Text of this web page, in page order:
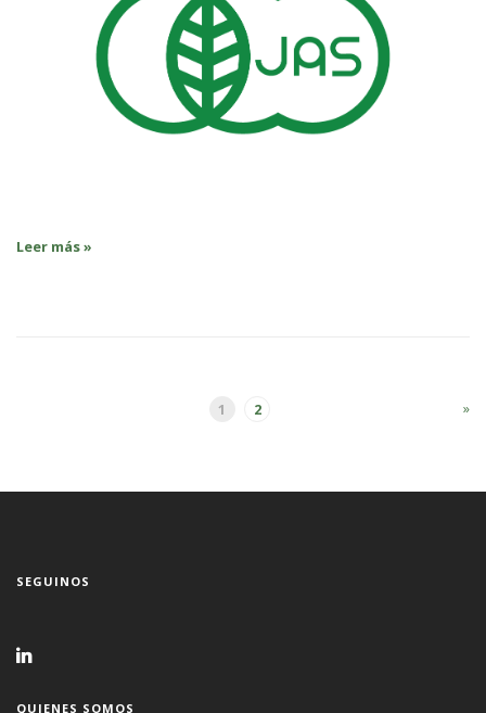
Leer más »
1 2 »
SEGUINOS
QUIENES SOMOS